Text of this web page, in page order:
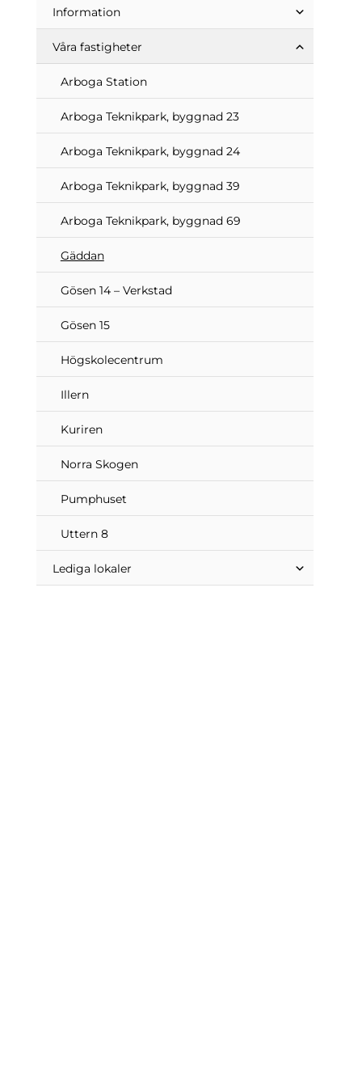
Information
Våra fastigheter
Arboga Station
Arboga Teknikpark, byggnad 23
Arboga Teknikpark, byggnad 24
Arboga Teknikpark, byggnad 39
Arboga Teknikpark, byggnad 69
Gäddan
Gösen 14 – Verkstad
Gösen 15
Högskolecentrum
Illern
Kuriren
Norra Skogen
Pumphuset
Uttern 8
Lediga lokaler